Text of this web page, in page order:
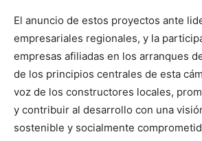
El anuncio de estos proyectos ante
empresariales regionales, y la
empresas afiliadas en los arranques
de los principios centrales de esta
voz de los constructores locales,
y contribuir al desarrollo con una
sostenible y socialmente